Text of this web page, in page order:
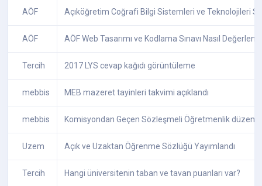
AÖF Açıköğretim Coğrafi Bilgi Sistemleri ve Teknolojileri
AÖF AÖF Web Tasarımı ve Kodlama Sınavı Nasıl
Tercih 2017 LYS cevap kağıdı görüntüleme
mebbis MEB mazeret tayinleri takvimi açıklandı
mebbis Komisyondan Geçen Sözleşmeli Öğretmenlik
Uzem Açık ve Uzaktan Öğrenme Sözlüğü Yayımlandı
Tercih Hangi üniversitenin taban ve tavan puanları var?